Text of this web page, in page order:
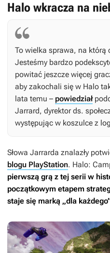
Halo wkracza na
To wielka sprawa, na którą
Jesteśmy bardzo
powitać jeszcze więcej
aby zakochali się w Halo
lata temu – powiedział
Jarrard, dyrektor ds.
występując w koszulce z
Słowa Jarrarda znalazły
blogu PlayStation. Halo:
pierwszą grą z tej serii w
początkowym etapem
staje się marką „dla